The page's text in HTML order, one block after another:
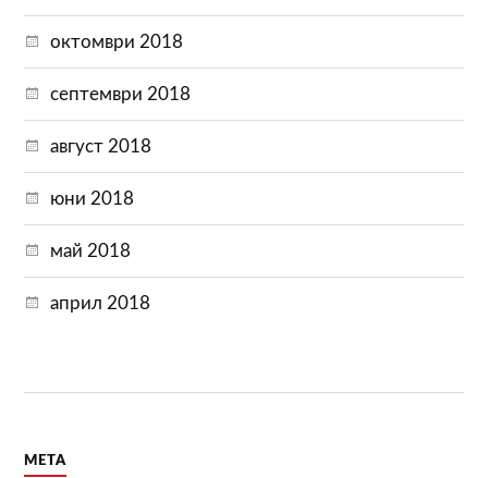
октомври 2018
септември 2018
август 2018
юни 2018
май 2018
април 2018
МЕТА